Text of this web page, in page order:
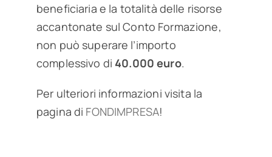
beneficiaria e la totalità delle risorse
accantonate sul Conto Formazione,
non può superare l’importo
complessivo di 40.000 euro.
Per ulteriori informazioni visita la
pagina di FONDIMPRESA!